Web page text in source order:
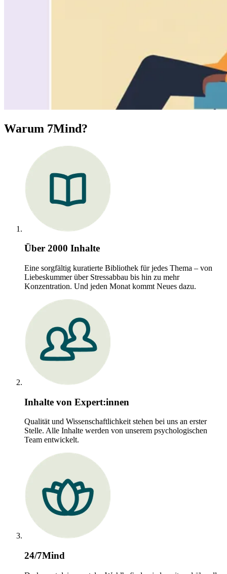
Warum 7Mind?
Über 2000 Inhalte
Eine sorgfältig kuratierte Bibliothek für jedes Thema – von
Liebeskummer über Stressabbau bis hin zu mehr
Konzentration. Und jeden Monat kommt Neues dazu.
Inhalte von Expert:innen
Qualität und Wissenschaftlichkeit stehen bei uns an erster
Stelle. Alle Inhalte werden von unserem psychologischen
Team entwickelt.
24/7Mind